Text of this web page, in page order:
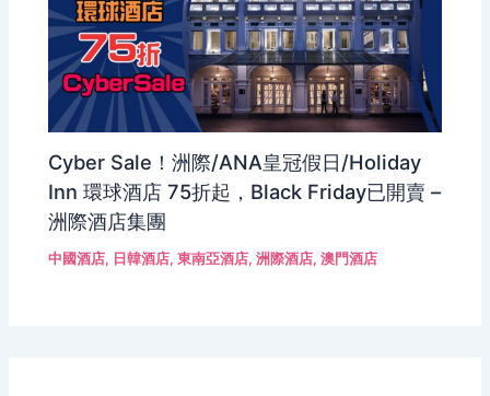
Cyber Sale！洲際/ANA皇冠假日/Holiday
Inn 環球酒店 75折起，Black Friday已開賣 –
洲際酒店集團
中國酒店, 日韓酒店,東南亞酒店,洲際酒店,澳門酒店